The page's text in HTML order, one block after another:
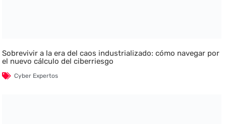
Sobrevivir a la era del caos industrializado: cómo navegar por
el nuevo cálculo del ciberriesgo
Cyber Expertos